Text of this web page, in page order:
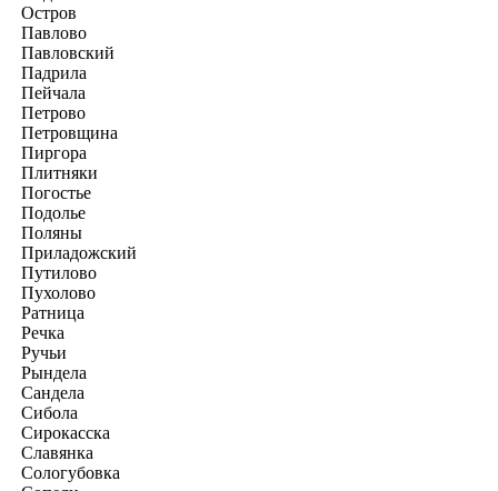
Остров
Павлово
Павловский
Падрила
Пейчала
Петрово
Петровщина
Пиргора
Плитняки
Погостье
Подолье
Поляны
Приладожский
Путилово
Пухолово
Ратница
Речка
Ручьи
Рындела
Сандела
Сибола
Сирокасска
Славянка
Сологубовка